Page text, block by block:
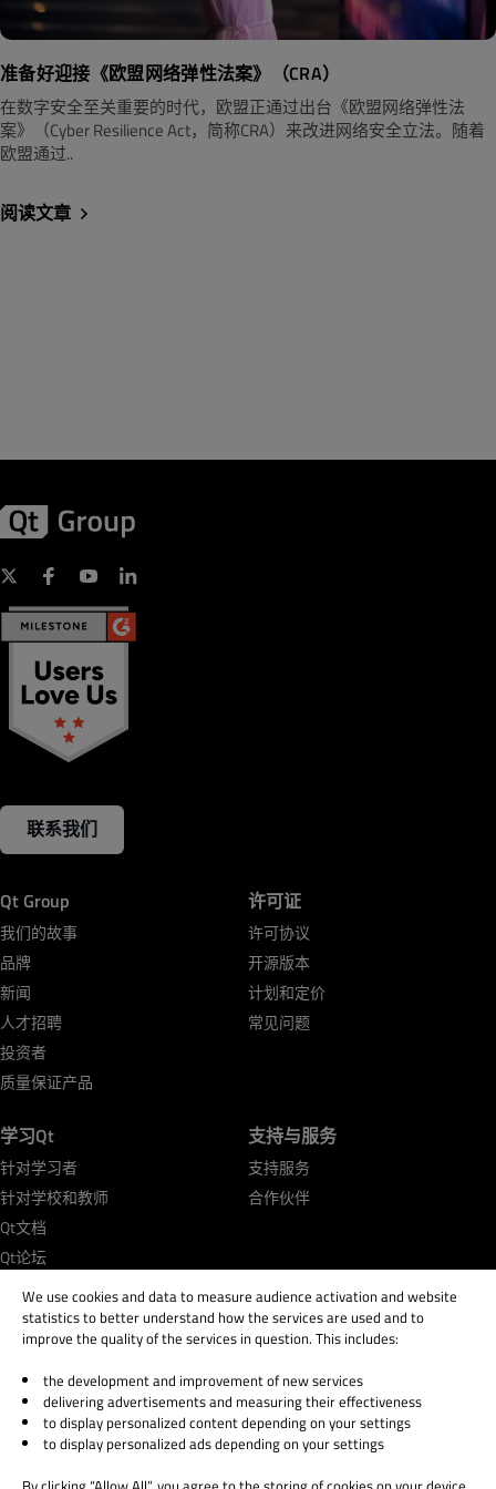
准备好迎接《欧盟网络弹性法案》（CRA）
在数字安全至关重要的时代，欧盟正通过出台《欧盟网络弹性法
案》（Cyber Resilience Act，简称CRA）来改进网络安全立法。随着
欧盟通过..
阅读文章
联系我们
Qt Group
我们的故事
品牌
新闻
人才招聘
投资者
质量保证产品
许可证
许可协议
开源版本
计划和定价
常见问题
学习Qt
针对学习者
针对学校和教师
Qt文档
Qt论坛
支持与服务
支持服务
合作伙伴
© 2026 The Qt Company
Legal Notice
Privacy and Cookie Policy
We use cookies and data to measure audience activation and website
statistics to better understand how the services are used and to
improve the quality of the services in question. This includes:
the development and improvement of new services
delivering advertisements and measuring their effectiveness
to display personalized content depending on your settings
to display personalized ads depending on your settings